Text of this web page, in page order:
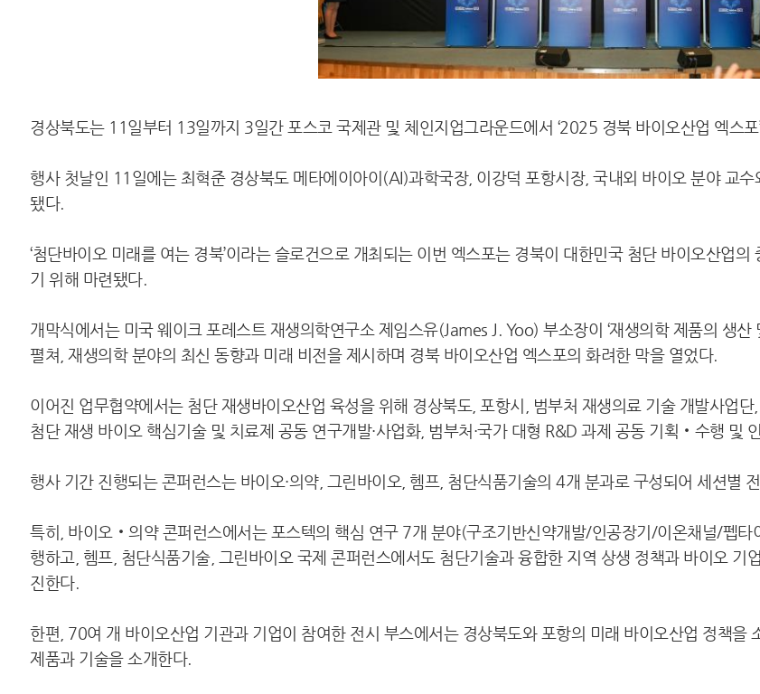
경상북도는 11일부터 13일까지 3일간 포스코 국제관 및 체인지업그라운드에서 ‘2025 경북 바이오산업 엑스포
행사 첫날인 11일에는 최혁준 경상북도 메타에이아이(AI)과학국장, 이강덕 포항시장, 국내외 바이오 분야 교
됐다.
‘첨단바이오 미래를 여는 경북’이라는 슬로건으로 개최되는 이번 엑스포는 경북이 대한민국 첨단 바이오산업
기 위해 마련됐다.
개막식에서는 미국 웨이크 포레스트 재생의학연구소 제임스유(James J. Yoo) 부소장이 ‘재생의학 제품의 생
펼쳐, 재생의학 분야의 최신 동향과 미래 비전을 제시하며 경북 바이오산업 엑스포의 화려한 막을 열었다.
이어진 업무협약에서는 첨단 재생바이오산업 육성을 위해 경상북도, 포항시, 범부처 재생의료 기술 개발사업
첨단 재생 바이오 핵심기술 및 치료제 공동 연구개발·사업화, 범부처·국가 대형 R&D 과제 공동 기획‧수행 및
행사 기간 진행되는 콘퍼런스는 바이오·의약, 그린바이오, 헴프, 첨단식품기술의 4개 분과로 구성되어 세션별
특히, 바이오‧의약 콘퍼런스에서는 포스텍의 핵심 연구 7개 분야(구조기반신약개발/인공장기/이온채널/펩
행하고, 헴프, 첨단식품기술, 그린바이오 국제 콘퍼런스에서도 첨단기술과 융합한 지역 상생 정책과 바이오
진한다.
한편, 70여 개 바이오산업 기관과 기업이 참여한 전시 부스에서는 경상북도와 포항의 미래 바이오산업 정책을
제품과 기술을 소개한다.